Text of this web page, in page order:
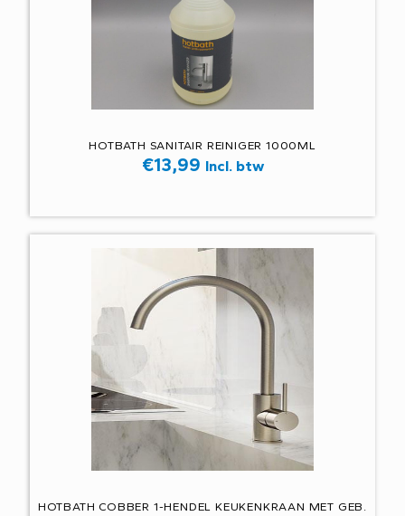
HOTBATH SANITAIR REINIGER 1000ML
€13,99 Incl. btw
HOTBATH COBBER 1-HENDEL KEUKENKRAAN MET GEB.